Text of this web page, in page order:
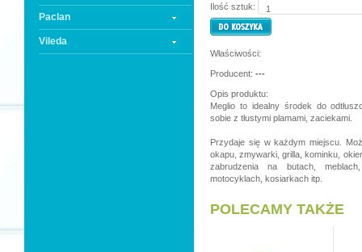
Paclan
Vileda
Ilość sztuk:
Właściwości:
Producent: ---
Opis produktu:
Meglio to idealny środek do
sobie z tłustymi plamami, zaciekami.
Przydaje się w każdym miejscu.
okapu, zmywarki, grilla, kominku,
zabrudzenia na butach,
motocyklach, kosiarkach itp.
POLECAMY TAKŻE